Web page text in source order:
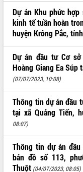
Dự án Khu phức
kinh tế tuần hoàn
huyện Krông Pắc,
Dự án đầu tư Cơ
Hoàng Giang Ea Súp
(07/07/2023, 10:08)
Thông tin dự án đầu
tại xã Quảng Tiến,
08:07)
Thông tin dự án
bản đồ số 113,
Thuột (04/07/2023, 08:05)